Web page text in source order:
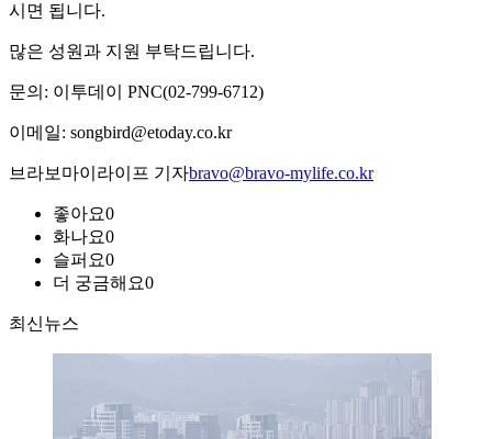
시면 됩니다.
많은 성원과 지원 부탁드립니다.
문의: 이투데이 PNC(02-799-6712)
이메일: songbird@etoday.co.kr
브라보마이라이프 기자bravo@bravo-mylife.co.kr
좋아요0
화나요0
슬퍼요0
더 궁금해요0
최신뉴스